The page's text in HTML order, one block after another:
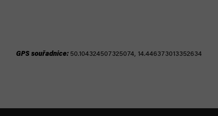
GPS souřadnice: 50.104324507325074, 14.446373013352634